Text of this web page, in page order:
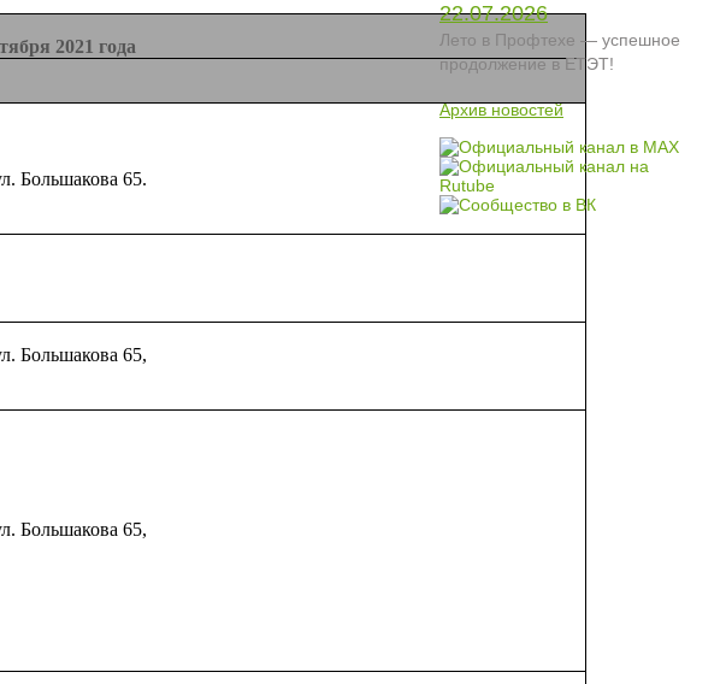
2021 года
Большакова 65.
Большакова 65,
Большакова 65,
22.07.2026
Лето в Профтехе — успешное
продолжение в ЕТЭТ!
Архив новостей